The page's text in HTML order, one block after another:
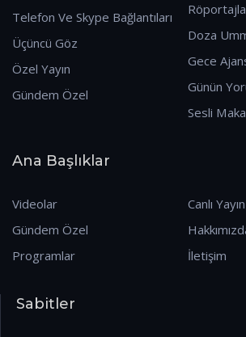
Telefon Ve Skype Bağlantıları
Üçüncü Göz
Özel Yayın
Gündem Özel
Doza
Gece
Günün
Sesli
Ana Başlıklar
Videolar
Gündem Özel
Programlar
Canlı Yayın
İletişim
Sabitler